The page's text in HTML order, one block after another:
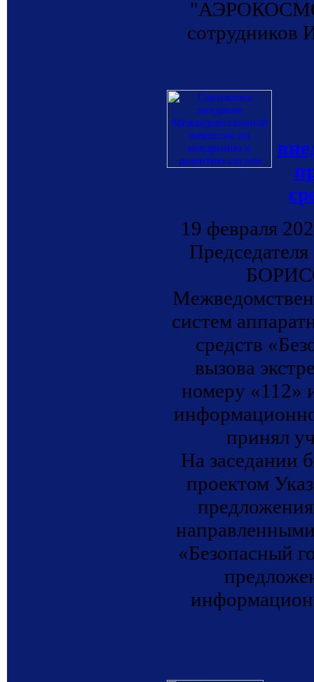
сотрудников
19 февраля
систем
средств
вызова
номеру «112»
принял
На заседании
проектом
«Безопасный